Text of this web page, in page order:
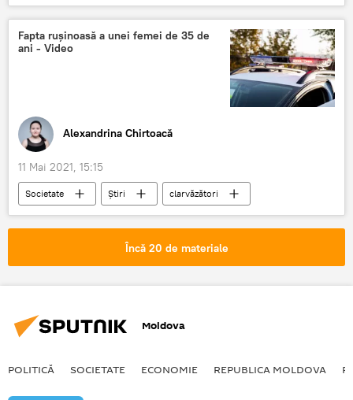
Vaccinul Sputnik V
Imunizare
Fapta rușinoasă a unei femei de 35 de
ani - Video
Alexandrina Chirtoacă
11 Mai 2021, 15:15
Societate Știri
clarvăzători
bani
escrocherie Poliție
Încă 20 de materiale
Moldova
POLITICĂ SOCIETATE ECONOMIE REPUBLICA MOLDOVA